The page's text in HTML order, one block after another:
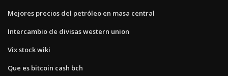
Mejores precios del petróleo en masa central
Intercambio de divisas western union
Vix stock wiki
Que es bitcoin cash bch